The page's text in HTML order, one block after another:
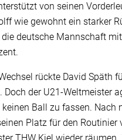
von seinen
wie gewohnt ein starker
die deutsche Mannschaft
rückte David Späth
Doch der U21-Weltmeister
Ball zu fassen. Nach
Platz für den Routinier